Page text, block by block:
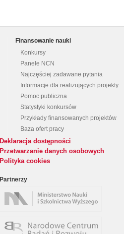
Finansowanie nauki
Konkursy
Panele NCN
Najczęściej zadawane pytania
Informacje dla realizujących projekty
Pomoc publiczna
Statystyki konkursów
Przykłady finansowanych projektów
Baza ofert pracy
Deklaracja dostępności
Przetwarzanie danych osobowych
Polityka cookies
Partnerzy